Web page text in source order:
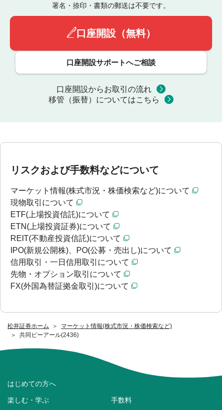
松井証券ホーム
マーケット情報(株式市況・株価検索など)
共同ピーアール(2436)
署名・捺印・書類の郵送は不要です。
口座開設（無料）
口座開設サポートへご相談
口座開設からお取引の流れ
移管（振替）についてはこちら
リスクおよび手数料などについて
マーケット情報(株式市況・株価検索など)について
現物取引について
ETF(上場投資信託)について
ETN(上場投資証券)について
REIT(不動産投資信託)について
IPO(新規公開株)、PO(公募・売出し)について
信用取引・一日信用取引について
先物・オプション取引について
FX(外国為替証拠金取引)について
はじめての方へ
楽しむ・学ぶ 手数料